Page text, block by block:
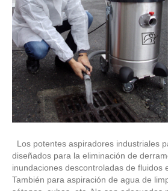
Los potentes aspiradores industriales
diseñados para la eliminación de
inundaciones descontroladas de fluidos
También para aspiración de agua de